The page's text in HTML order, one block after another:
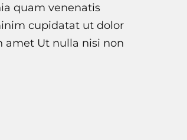
quam venenatis
cupidatat ut dolor
amet Ut nulla nisi non